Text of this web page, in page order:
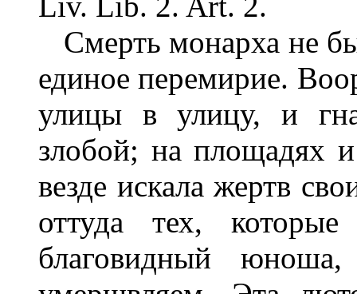
Смерть монарха не
единое перемирие.
улицы в улицу, и
злобой; на площадях
везде искала жертв
оттуда тех,
благовидный